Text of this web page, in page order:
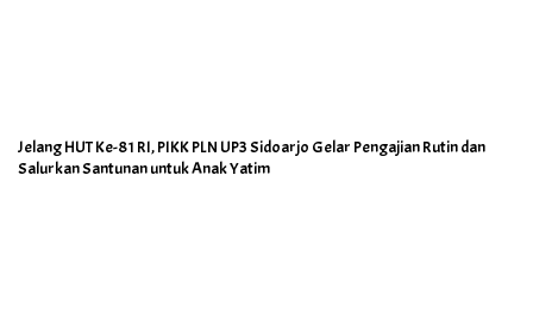
Jelang HUT Ke-81 RI, PIKK PLN UP3 Sidoarjo Gelar Pengajian Rutin dan
Salurkan Santunan untuk Anak Yatim